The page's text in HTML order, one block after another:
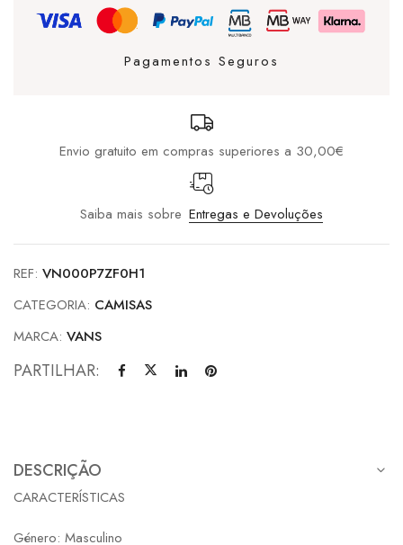
Pagamentos Seguros
Envio gratuito em compras superiores a 30,00€
Saiba mais sobre Entregas e Devoluções
REF: VN000P7ZF0H1
CATEGORIA: CAMISAS
MARCA: VANS
PARTILHAR:
DESCRIÇÃO
CARACTERÍSTICAS
Género: Masculino